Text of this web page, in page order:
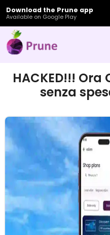
Download the Prune app
Available on Google Play
HACKED!!!
senza